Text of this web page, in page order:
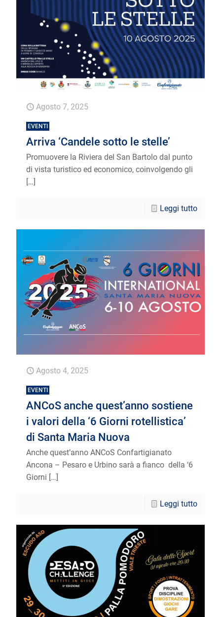
Agosto 7, 2025
EVENTI
Arriva ‘Candele sotto le stelle’
Promuovere la Riviera del San Bartolo dal punto
di vista turistico ed economico, coinvolgendo gli
[…]
Leggi tutto
Agosto 4, 2025
EVENTI
ANCoS anche quest’anno sostiene
i valori della ‘6 Giorni rotellistica’
di Santa Maria Nuova
Anche quest’anno ANCoS Confartigianato
Ancona – Pesaro e Urbino sarà a fianco della ‘6
Giorni […]
Leggi tutto